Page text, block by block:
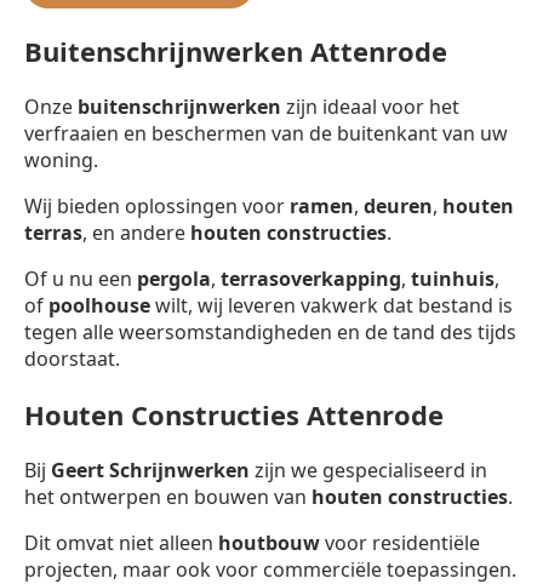
Buitenschrijnwerken Attenrode
Onze buitenschrijnwerken zijn ideaal voor het
verfraaien en beschermen van de buitenkant van uw
woning.
Wij bieden oplossingen voor ramen, deuren, houten
terras, en andere houten constructies.
Of u nu een pergola, terrasoverkapping, tuinhuis,
of poolhousewilt, wij leveren vakwerk dat bestand is
tegen alle weersomstandigheden en de tand des tijds
doorstaat.
Houten Constructies Attenrode
Bij Geert Schrijnwerken zijn we gespecialiseerd in
het ontwerpen en bouwen van houten constructies.
Dit omvat niet alleen houtbouwvoor residentiële
projecten, maar ook voor commerciële toepassingen.